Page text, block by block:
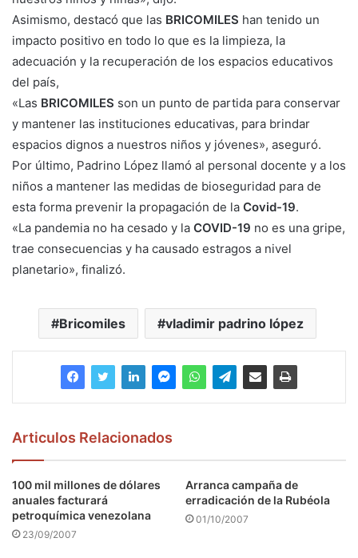
Asimismo, destacó que las BRICOMILES han tenido un
impacto positivo en todo lo que es la limpieza, la
adecuación y la recuperación de los espacios educativos
del país,
«Las BRICOMILES son un punto de partida para conservar
y mantener las instituciones educativas, para brindar
espacios dignos a nuestros niños y jóvenes», aseguró.
Por último, Padrino López llamó al personal docente y a los
niños a mantener las medidas de bioseguridad para de
esta forma prevenir la propagación de la Covid-19.
«La pandemia no ha cesado y la COVID-19 no es una gripe,
trae consecuencias y ha causado estragos a nivel
planetario», finalizó.
Bricomiles vladimir padrino lópez
Articulos Relacionados
100 mil millones de dólares
anuales facturará
petroquímica venezolana
23/09/2007
Arranca campaña de
erradicación de la Rubéola
01/10/2007